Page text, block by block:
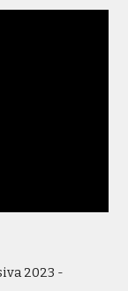
2023 -